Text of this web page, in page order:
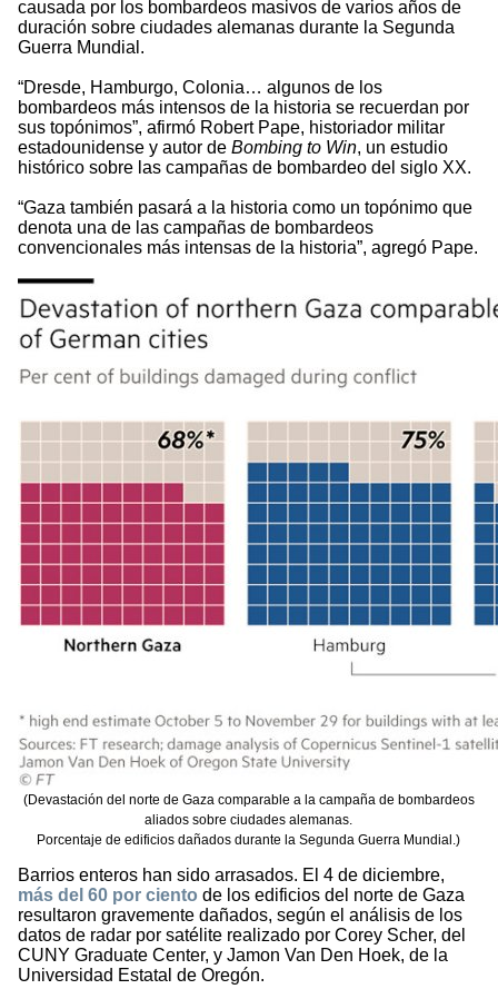
causada por los bombardeos masivos de varios años de
duración sobre ciudades alemanas durante la Segunda
Guerra Mundial.
“Dresde, Hamburgo, Colonia… algunos de los
bombardeos más intensos de la historia se recuerdan por
sus topónimos”, afirmó Robert Pape, historiador militar
estadounidense y autor de Bombing to Win, un estudio
histórico sobre las campañas de bombardeo del siglo XX.
“Gaza también pasará a la historia como un topónimo que
denota una de las campañas de bombardeos
convencionales más intensas de la historia”, agregó Pape.
(Devastación del norte de Gaza comparable a la campaña de bombardeos
aliados sobre ciudades alemanas.
Porcentaje de edificios dañados durante la Segunda Guerra Mundial.)
Barrios enteros han sido arrasados. El 4 de diciembre,
más del 60 por ciento de los edificios del norte de Gaza
resultaron gravemente dañados, según el análisis de los
datos de radar por satélite realizado por Corey Scher, del
CUNY Graduate Center, y Jamon Van Den Hoek, de la
Universidad Estatal de Oregón.